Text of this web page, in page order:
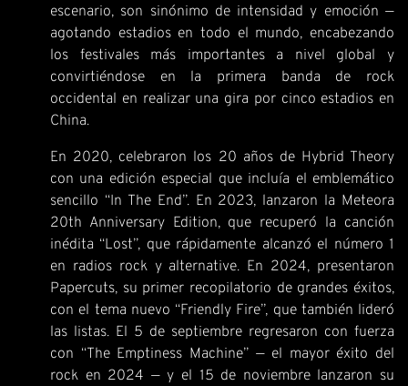
escenario, son sinónimo de intensidad y emoción —
agotando estadios en todo el mundo, encabezando
los festivales más importantes a nivel global y
convirtiéndose en la primera banda de rock
occidental en realizar una gira por cinco estadios en
China.
En 2020, celebraron los 20 años de Hybrid Theory
con una edición especial que incluía el emblemático
sencillo “In The End”. En 2023, lanzaron la Meteora
20th Anniversary Edition, que recuperó la canción
inédita “Lost”, que rápidamente alcanzó el número 1
en radios rock y alternative. En 2024, presentaron
Papercuts, su primer recopilatorio de grandes éxitos,
con el tema nuevo “Friendly Fire”, que también lideró
las listas. El 5 de septiembre regresaron con fuerza
con “The Emptiness Machine” — el mayor éxito del
rock en 2024 — y el 15 de noviembre lanzaron su